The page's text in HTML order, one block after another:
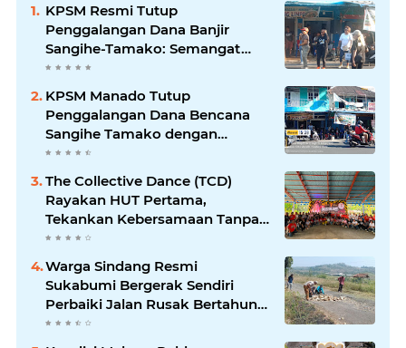
KPSM Resmi Tutup
Penggalangan Dana Banjir
Sangihe-Tamako: Semangat
Kebersamaan & Solidaritas
KPSM Manado Tutup
Penggalangan Dana Bencana
Sangihe Tamako dengan
Semangat Tinggi, Dihadiri
The Collective Dance (TCD)
Rayakan HUT Pertama,
Tekankan Kebersamaan Tanpa
Batas
Warga Sindang Resmi
Sukabumi Bergerak Sendiri
Perbaiki Jalan Rusak Bertahun-
Tahun, Pemerintah Kabupaten